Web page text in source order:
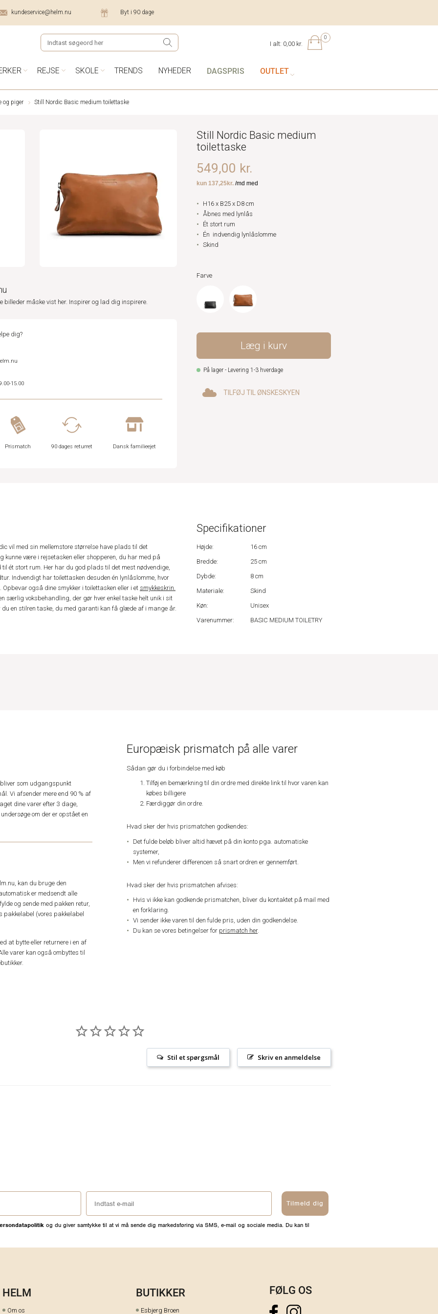
kundeservice@helm.nu Byt i 90 dage
0
I alt: 0,00 kr.
REJSE SKOLE TRENDS NYHEDER DAGSPRIS OUTLET
og piger Still Nordic Basic medium toilettaske
billeder måske vist her. Inspirer og lad dig inspirere.
dig?
15.00
Prismatch 90 dages returret Dansk familieejet
Still Nordic Basic medium
toilettaske
549,00 kr.
H16 x B25 x D8 cm
Åbnes med lynlås
Ét stort rum
Én indvendig lynlåslomme
Skind
Farve
Læg i kurv
På lager - Levering 1-3 hverdage
TILFØJ TIL ØNSKESKYEN
vil med sin mellemstore størrelse have plads til det
kunne være i rejsetasken eller shopperen, du har med på
ét stort rum. Her har du god plads til det mest nødvendige,
Indvendigt har toilettasken desuden én lynlåslomme, hvor
også dine smykker i toilettasken eller i et smykkeskrin.
særlig voksbehandling, der gør hver enkel taske helt unik i sit
du en stilren taske, du med garanti kan få glæde af i mange år.
Specifikationer
Højde:
16 cm
Bredde:
25 cm
Dybde:
8 cm
Materiale:
Skind
Køn:
Unisex
Varenummer:
BASIC MEDIUM TOILETRY
som udgangspunkt
Vi afsender mere end 90 % af
dine varer efter 3 dage,
om der er opstået en
kan du bruge den
er medsendt alle
og sende med pakken retur,
pakkelabel (vores pakkelabel
at bytte eller returnere i en af
varer kan også ombyttes til
Europæisk prismatch på alle varer
Sådan gør du i forbindelse med køb
Tilføj en bemærkning til din ordre med direkte link til hvor varen kan
købes billigere
Færdiggør din ordre.
Hvad sker der hvis prismatchen godkendes:
Det fulde beløb bliver altid hævet på din konto pga. automatiske
systemer,
Men vi refunderer differencen så snart ordren er gennemført.
Hvad sker der hvis prismatchen afvises:
Hvis vi ikke kan godkende prismatchen, bliver du kontaktet på mail med
en forklaring.
Vi sender ikke varen til den fulde pris, uden din godkendelse.
Du kan se vores betingelser for prismatch her.
Skriv en anmeldelse
Stil et spørgsmål
Tilmeld dig
og du giver samtykke til at vi må sende dig markedsføring via SMS, e-mail og sociale media. Du kan til
HELM
Om os
BUTIKKER
Esbjerg Broen
FØLG OS